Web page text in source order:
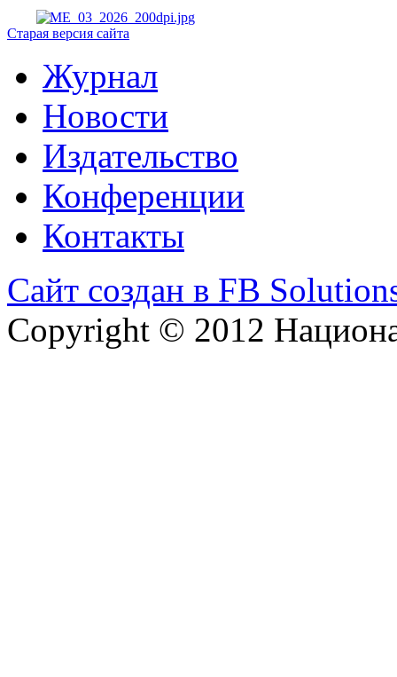
Старая версия сайта
Журнал
Новости
Издательство
Конференции
Контакты
Сайт создан в FB
Copyright © 2012